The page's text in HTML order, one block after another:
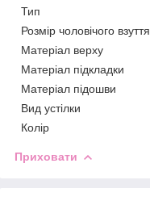
Тип
Розмір чоловічого взуття
Матеріал верху
Матеріал підкладки
Матеріал підошви
Вид устілки
Колір
Приховати